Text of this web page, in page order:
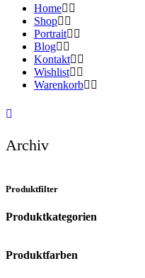
Home
Shop
Portrait
Blog
Kontakt
Wishlist
Warenkorb
Archiv
Produktfilter
Produktkategorien
Produktfarben